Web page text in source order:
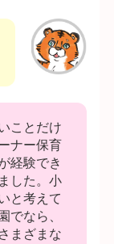
ことだけ
ナー保育
経験でき
した。小
と考えて
でなら、
まざまな